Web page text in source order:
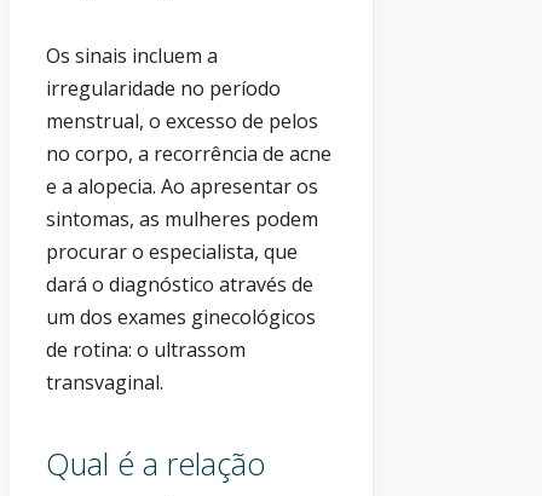
Os sinais incluem a
irregularidade no período
menstrual, o excesso de pelos
no corpo, a recorrência de acne
e a alopecia. Ao apresentar os
sintomas, as mulheres podem
procurar o especialista, que
dará o diagnóstico através de
um dos exames ginecológicos
de rotina: o ultrassom
transvaginal.
Qual é a relação